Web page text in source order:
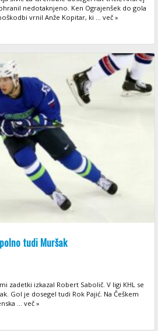
nedotaknjeno. Ken Ograjenšek do gola
vrnil Anže Kopitar, ki ... več »
tudi Muršak
zadetki izkazal Robert Sabolič. V ligi KHL se
Gol je dosegel tudi Rok Pajić. Na Češkem
... več »